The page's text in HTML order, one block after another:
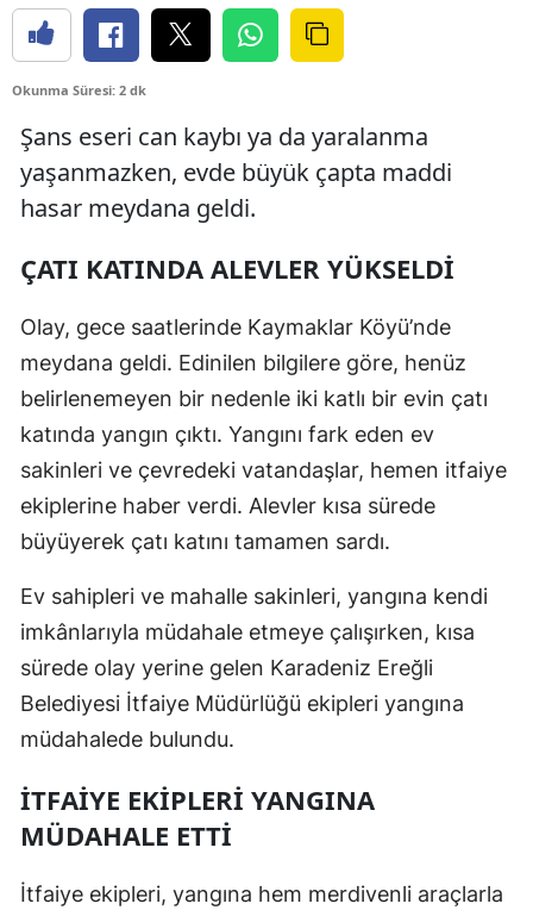
Okunma Süresi: 2 dk
Şans eseri can kaybı ya da yaralanma
yaşanmazken, evde büyük çapta maddi
hasar meydana geldi.
ÇATI KATINDA ALEVLER YÜKSELDİ
Olay, gece saatlerinde Kaymaklar Köyü’nde
meydana geldi. Edinilen bilgilere göre, henüz
belirlenemeyen bir nedenle iki katlı bir evin çatı
katında yangın çıktı. Yangını fark eden ev
sakinleri ve çevredeki vatandaşlar, hemen itfaiye
ekiplerine haber verdi. Alevler kısa sürede
büyüyerek çatı katını tamamen sardı.
Ev sahipleri ve mahalle sakinleri, yangına kendi
imkânlarıyla müdahale etmeye çalışırken, kısa
sürede olay yerine gelen Karadeniz Ereğli
Belediyesi İtfaiye Müdürlüğü ekipleri yangına
müdahalede bulundu.
İTFAİYE EKİPLERİ YANGINA
MÜDAHALE ETTİ
İtfaiye ekipleri, yangına hem merdivenli araçlarla